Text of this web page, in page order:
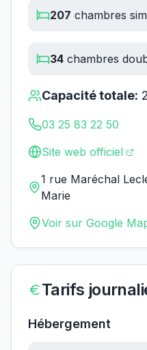
207 chambres
34 chambres
Capacité totale:
03 25 83 22 50
Site web officiel
1 rue Maréchal
Marie
Voir sur Google
Tarifs
Hébergement